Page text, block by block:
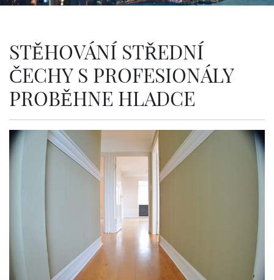
STĚHOVÁNÍ STŘEDNÍ
ČECHY S PROFESIONÁLY
PROBĚHNE HLADCE